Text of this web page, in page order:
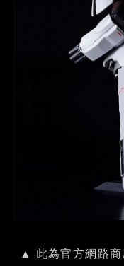
▲ 此為官方網路